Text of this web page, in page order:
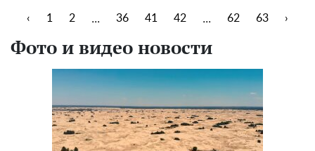
‹ 1 2 ... 36 41 42 ... 62 63 ›
Фото и видео новости